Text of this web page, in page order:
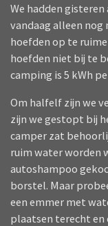
We hadden
vandaag alleen nog
hoefden op te
hoefden niet bij te
camping is 5 kWh
Om halfelf zijn we
zijn we gestopt bij
camper zat
ruim water worden
autoshampoo
borstel. Maar
een emmer met
plaatsen terecht en